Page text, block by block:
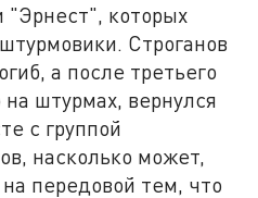
"Эрнест", которых
Строганов
а после третьего
штурмах, вернулся
с группой
насколько может,
передовой тем, что